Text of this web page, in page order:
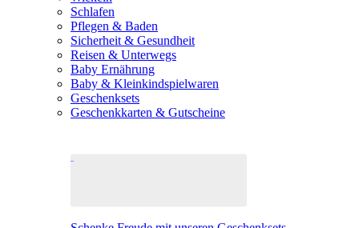
Schlafen
Pflegen & Baden
Sicherheit & Gesundheit
Reisen & Unterwegs
Baby Ernährung
Baby & Kleinkindspielwaren
Geschenksets
Geschenkkarten & Gutscheine